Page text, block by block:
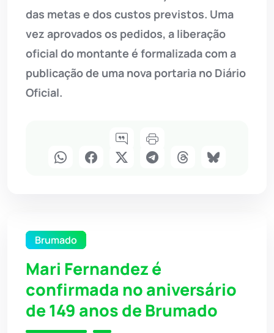
das metas e dos custos previstos. Uma
vez aprovados os pedidos, a liberação
oficial do montante é formalizada com a
publicação de uma nova portaria no Diário
Oficial.
Brumado
Mari Fernandez é
confirmada no aniversário
de 149 anos de Brumado